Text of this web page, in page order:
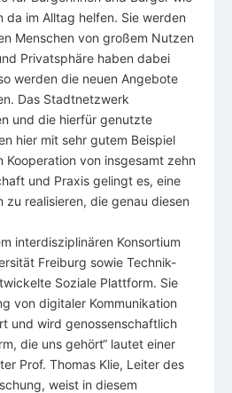
da im Alltag helfen. Sie werden
Menschen von großem Nutzen
Privatsphäre haben dabei
werden die neuen Angebote
Das Stadtnetzwerk
und die hierfür genutzte
hier mit sehr gutem Beispiel
Kooperation von insgesamt zehn
und Praxis gelingt es, eine
zu realisieren, die genau diesen
interdisziplinären Konsortium
Freiburg sowie Technik-
Soziale Plattform. Sie
von digitaler Kommunikation
und wird genossenschaftlich
die uns gehört“ lautet einer
Prof. Thomas Klie, Leiter des
weist in diesem